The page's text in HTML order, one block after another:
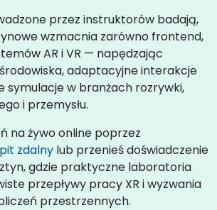
przez instruktorów badają,
wzmacnia zarówno frontend,
AR i VR — napędzając
adaptacyjne interakcje
symulacje w branżach rozrywki,
i przemysłu.
na żywo online poprzez
zdalny lub przenieś doświadczenie
gdzie praktyczne laboratoria
przepływy pracy XR i wyzwania
przestrzennych.